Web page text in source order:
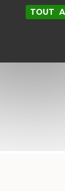
e-mail et
TOUT